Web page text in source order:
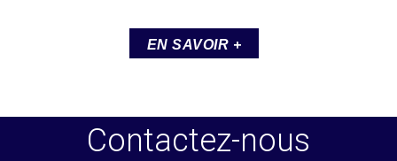
EN SAVOIR +
Contactez-nous